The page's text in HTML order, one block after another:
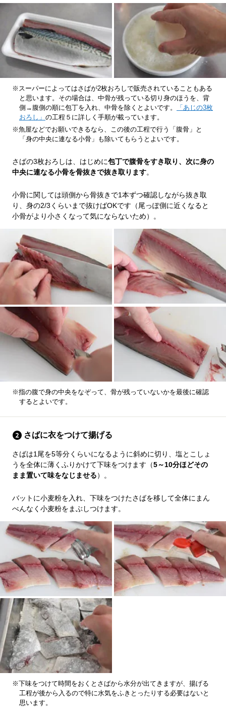
※スーパーによってはさばが2枚おろしで販売されていることもある
と思います。その場合は、中骨が残っている切り身のほうを、背
側→腹側の順に包丁を入れ、中骨を除くとよいです。
「あじの3枚
おろし」 の工程５に詳しく手順が載っています。
※魚屋などでお願いできるなら、この後の工程で行う「腹骨」と
「身の中央に連なる小骨」も除いてもらうとよいです。
さばの3枚おろしは、はじめに包丁で腹骨をすき取り、次に身の
中央に連なる小骨を骨抜きで抜き取ります。
小骨に関しては頭側から骨抜きで1本ずつ確認しながら抜き取
り、身の2/3くらいまで抜けばOKです（尾っぽ側に近くなると
小骨がより小さくなって気にならないため）。
※指の腹で身の中央をなぞって、骨が残っていないかを最後に確認
するとよいです。
さばに衣をつけて揚げる
さばは1尾を5等分くらいになるように斜めに切り、塩とこしょ
うを全体に薄くふりかけて下味をつけます（5～10分ほどその
まま置いて味をなじませる）。
バットに小麦粉を入れ、下味をつけたさばを移して全体にまん
べんなく小麦粉をまぶしつけます。
※下味をつけて時間をおくとさばから水分が出てきますが、揚げる
工程が後から入るので特に水気をふきとったりする必要はないと
思います。